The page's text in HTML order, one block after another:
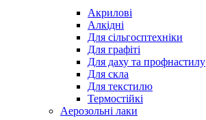
Акрилові
Алкідні
Для cільгосптехніки
Для графіті
Для даху та профнастилу
Для скла
Для текстилю
Термостійкі
Аерозольні лаки